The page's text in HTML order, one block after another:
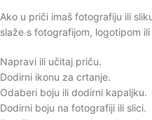
Ako u priči imaš fotografiju ili
slaže s fotografijom, logotipom
Napravi ili učitaj priču.
Dodirni ikonu za crtanje.
Odaberi boju ili dodirni kapaljku.
Dodirni boju na fotografiji ili slici.